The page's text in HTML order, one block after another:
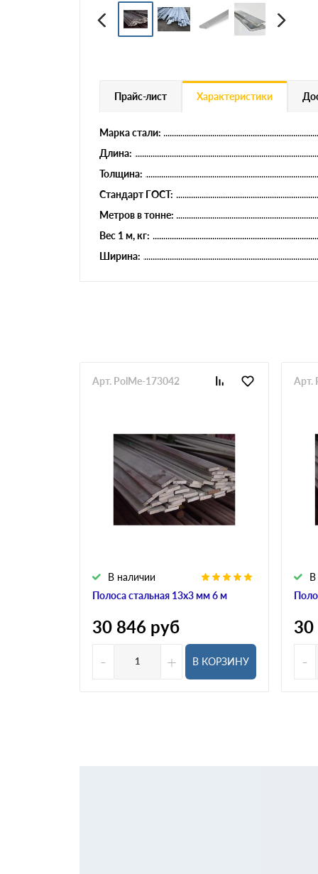
Прайс-лист Характеристики
Марка стали:
Длина:
Толщина:
Стандарт ГОСТ:
Метров в тонне:
Вес 1 м, кг:
Ширина:
Полоса стальная 13х3 мм 6 м
В наличии
Арт. PolMe-173042
30 846 руб
-
+ В КОРЗИНУ
В
Арт.
30
-